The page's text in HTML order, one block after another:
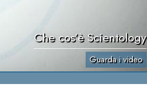
Che cos’è Scientology
Guarda i video